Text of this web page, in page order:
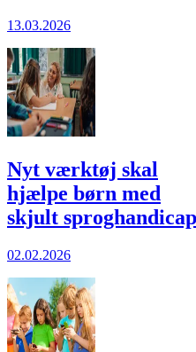
13.03.2026
Nyt værktøj skal
hjælpe børn med
skjult sprog­handicap
02.02.2026